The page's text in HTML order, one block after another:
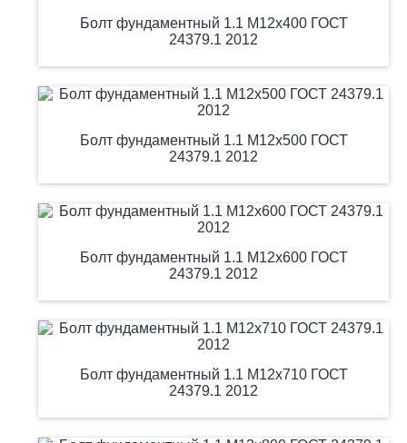
Болт фундаментный 1.1 М12х400 ГОСТ
24379.1 2012
Болт фундаментный 1.1 М12х500 ГОСТ
24379.1 2012
Болт фундаментный 1.1 М12х600 ГОСТ
24379.1 2012
Болт фундаментный 1.1 М12х710 ГОСТ
24379.1 2012